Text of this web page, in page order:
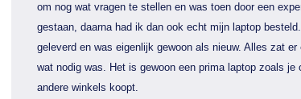
om nog wat vragen te stellen en was toen door een
gestaan, daarna had ik dan ook echt mijn laptop
geleverd en was eigenlijk gewoon als nieuw. Alles zat er
wat nodig was. Het is gewoon een prima laptop zoals je
andere winkels koopt.